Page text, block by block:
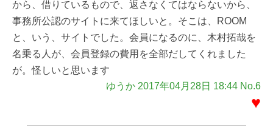
から、借りているもので、返さなくてはならないから、
事務所公認のサイトに来てほしいと。そこは、ROOM
と、いう、サイトでした。会員になるのに、木村拓哉を
名乗る人が、会員登録の費用を全部だしてくれました
が。怪しいと思います
ゆうか 2017年04月28日 18:44 No.6
♥